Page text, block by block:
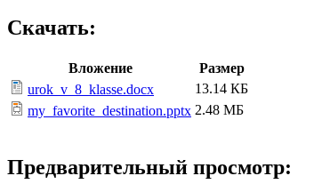
Скачать:
Вложение
Размер
urok_v_8_klasse.docx
13.14 КБ
my_favorite_destination.pptx 2.48 МБ
Предварительный просмотр: